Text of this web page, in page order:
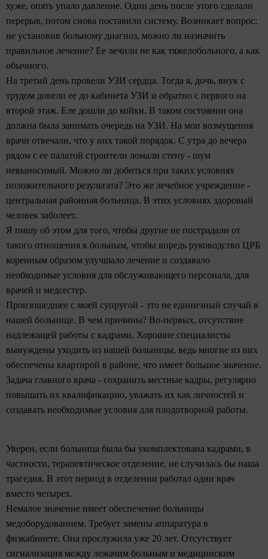
хуже, опять упало давление. Один день после этого сделали
перерыв, потом снова поставили систему. Возникает вопрос:
не установив больному диагноз, можно ли назначить
правильное лечение? Ее лечили не как тяжелобольного, а как
обычного.
На третий день провели УЗИ сердца. Тогда я, дочь, внук с
трудом довели ее до кабинета УЗИ и обратно с первого на
второй этаж. Еле дошли до койки. В таком состоянии она
должна была занимать очередь на УЗИ. На мои возмущения
врачи отвечали, что у них такой порядок. С утра до вечера
рядом с ее палатой строители ломали стену - шум
невыносимый. Можно ли добиться при таких условиях
положительного результата? Это же лечебное учреждение -
центральная районная больница. В этих условиях здоровый
человек заболеет.
Я пишу об этом для того, чтобы другие не пострадали от
такого отношения к больным, чтобы впредь руководство ЦРБ
коренным образом улучшало лечение и создавало
необходимые условия для обслуживающего персонала, для
врачей и медсестер.
Произошедшее с моей супругой - это не единичный случай в
нашей больнице. В чем причины? Во-первых, отсутствие
надлежащей работы с кадрами. Хорошие специалисты
вынуждены уходить из нашей больницы, ведь многие из них
обеспечены квартирой в районе, что имеет большое значение.
Задача главного врача - сохранить местные кадры, регулярно
повышать их квалификацию, уважать их как личностей и
создавать необходимые условия для плодотворной работы.
Уверен, если больница была бы укомплектована кадрами, в
частности, терапевтическое отделение, не случилась бы наша
трагедия. В этот период в отделении работал один врач
вместо четырех.
Немалое значение имеет обеспечение больницы
медоборудованием. Требует замены аппаратура в
физкабинете. Она прослужила уже 20 лет. Отсутствует
сигнализация между лежачим больным и медицинским